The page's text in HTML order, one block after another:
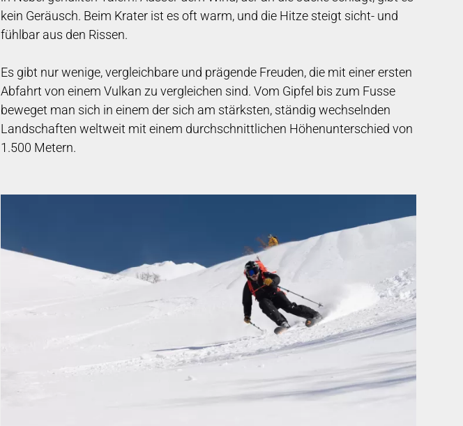
kein Geräusch. Beim Krater ist es oft warm, und die Hitze steigt sicht- und
fühlbar aus den Rissen.
Es gibt nur wenige, vergleichbare und prägende Freuden, die mit einer ersten
Abfahrt von einem Vulkan zu vergleichen sind. Vom Gipfel bis zum Fusse
beweget man sich in einem der sich am stärksten, ständig wechselnden
Landschaften weltweit mit einem durchschnittlichen Höhenunterschied von
1.500 Metern.